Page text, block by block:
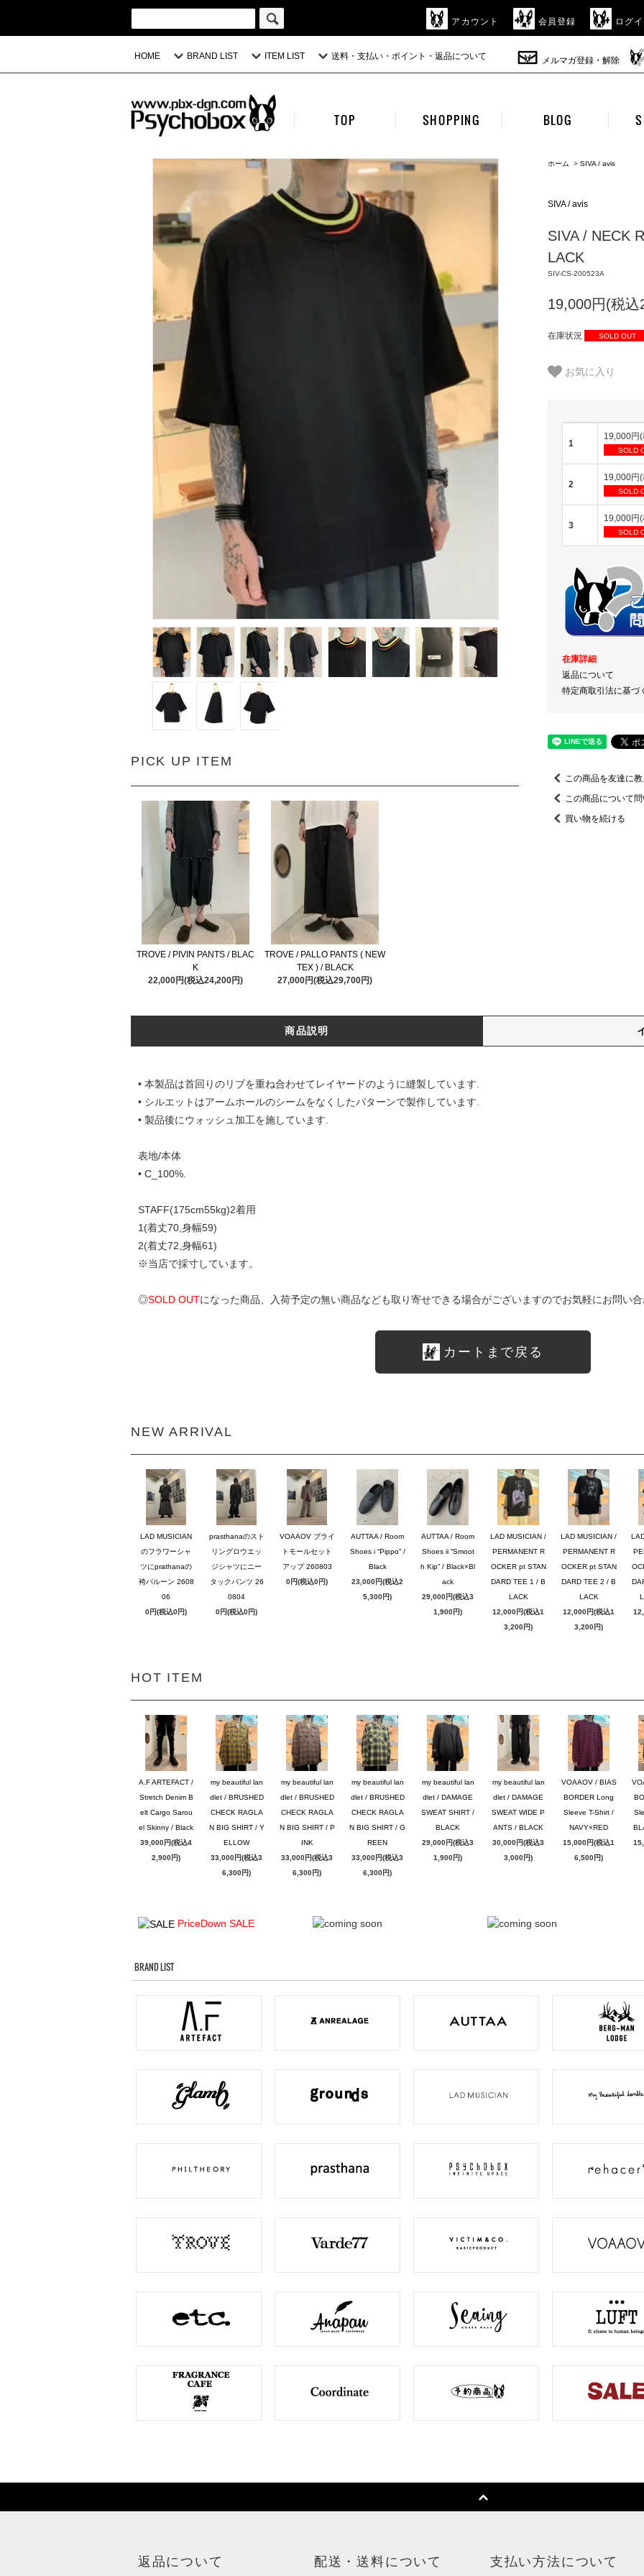
アカウント 会員登録 ログ
HOME BRAND LIST ITEM LIST 送料・支払い・ポイント・返品について メルマガ登録・解除
TOP SHOPPING BLOG
PICK UP ITEM
TROVE / PIVIN PANTS / BLAC
K
22,000円(税込24,200円)
TROVE / PALLO PANTS ( NEW
TEX ) / BLACK
27,000円(税込29,700円)
ホーム > SIVA / avis
SIVA / avis
SIVA / NECK
LACK
SIV-CS-200523A
19,000円(税
在庫状況 SOLD OUT
お気に入り
1
19,000円
SOLD
2
19,000円
SOLD
3
19,000円
SOLD
在庫詳細
返品について
特定商取引法に基づ
この商品を友達に
この商品について
買い物を続ける
商品説明
• 本製品は首回りのリブを重ね合わせてレイヤードのように縫製しています.
• シルエットはアームホールのシームをなくしたパターンで製作しています.
• 製品後にウォッシュ加工を施しています.
表地/本体
• C_100%.
STAFF(175cm55kg)2着用
1(着丈70,身幅59)
2(着丈72,身幅61)
※当店で採寸しています。
◎SOLD OUTになった商品、入荷予定の無い商品なども取り寄せできる場合がございますのでお気軽にお問い
カートまで戻る
NEW ARRIVAL
LAD MUSICIAN
のフラワーシャ
ツにprathanaの
袴バルーン 2608
06
0円(税込0円)
prasthanaのスト
リングロウエッ
ジシャツにニー
タックパンツ 26
0804
0円(税込0円)
VOAAOV ブライ
トモールセット
アップ 260803
0円(税込0円)
AUTTAA / Room
Shoes i “Pippo” /
Black
23,000円(税込2
5,300円)
AUTTAA / Room
Shoes ii “Smoot
h Kip” / Black×Bl
ack
29,000円(税込3
1,900円)
LAD MUSICIAN /
PERMANENT R
OCKER pt STAN
DARD TEE 1 / B
LACK
12,000円(税込1
3,200円)
LAD MUSICIAN /
PERMANENT R
OCKER pt STAN
DARD TEE 2 / B
LACK
12,000円(税込1
3,200円)
HOT ITEM
A.F ARTEFACT /
Stretch Denim B
elt Cargo Sarou
el Skinny / Black
39,000円(税込4
2,900円)
my beautiful lan
dlet / BRUSHED
CHECK RAGLA
N BIG SHIRT / Y
ELLOW
33,000円(税込3
6,300円)
my beautiful lan
dlet / BRUSHED
CHECK RAGLA
N BIG SHIRT / P
INK
33,000円(税込3
6,300円)
my beautiful lan
dlet / BRUSHED
CHECK RAGLA
N BIG SHIRT / G
REEN
33,000円(税込3
6,300円)
my beautiful lan
dlet / DAMAGE
SWEAT SHIRT /
BLACK
29,000円(税込3
1,900円)
my beautiful lan
dlet / DAMAGE
SWEAT WIDE P
ANTS / BLACK
30,000円(税込3
3,000円)
VOAAOV / BIAS
BORDER Long
Sleeve T-Shirt /
NAVY×RED
15,000円(税込1
6,500円)
PriceDown SALE
BRAND LIST
返品について 配送・送料について 支払い方法について